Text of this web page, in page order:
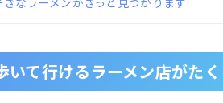
いて行けるラーメン店がた